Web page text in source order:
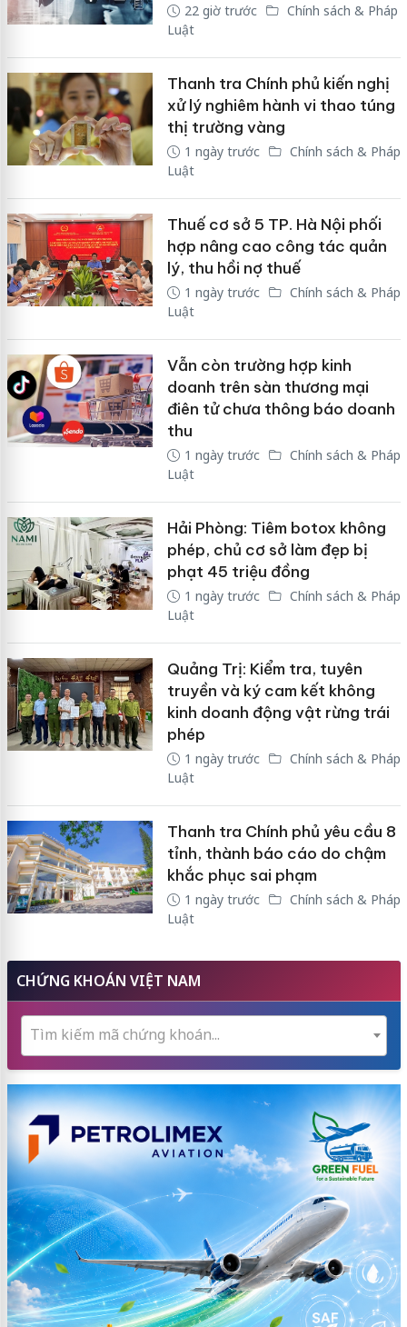
22 giờ trước
Chính sách & Pháp
Luật
Thanh tra Chính phủ kiến nghị
xử lý nghiêm hành vi thao túng
thị trường vàng
1 ngày trước
Chính sách & Pháp
Luật
Thuế cơ sở 5 TP. Hà Nội phối
hợp nâng cao công tác quản
lý, thu hồi nợ thuế
1 ngày trước
Chính sách & Pháp
Luật
Vẫn còn trường hợp kinh
doanh trên sàn thương mại
điên tử chưa thông báo doanh
thu
1 ngày trước
Chính sách & Pháp
Luật
Hải Phòng: Tiêm botox không
phép, chủ cơ sở làm đẹp bị
phạt 45 triệu đồng
1 ngày trước
Chính sách & Pháp
Luật
Quảng Trị: Kiểm tra, tuyên
truyền và ký cam kết không
kinh doanh động vật rừng trái
phép
1 ngày trước
Chính sách & Pháp
Luật
Thanh tra Chính phủ yêu cầu 8
tỉnh, thành báo cáo do chậm
khắc phục sai phạm
1 ngày trước
Chính sách & Pháp
Luật
CHỨNG KHOÁN VIỆT NAM
Tìm kiếm mã chứng khoán...